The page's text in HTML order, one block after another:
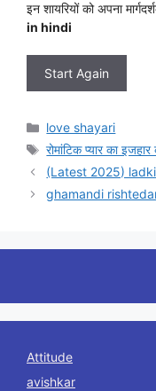
इन शायरियों को अपना
in hindi
Start Again
Categories
love shayari
Tags
रोमांटिक प्यार का
(Latest 2025)
ghamandi
Attitude
avishkar